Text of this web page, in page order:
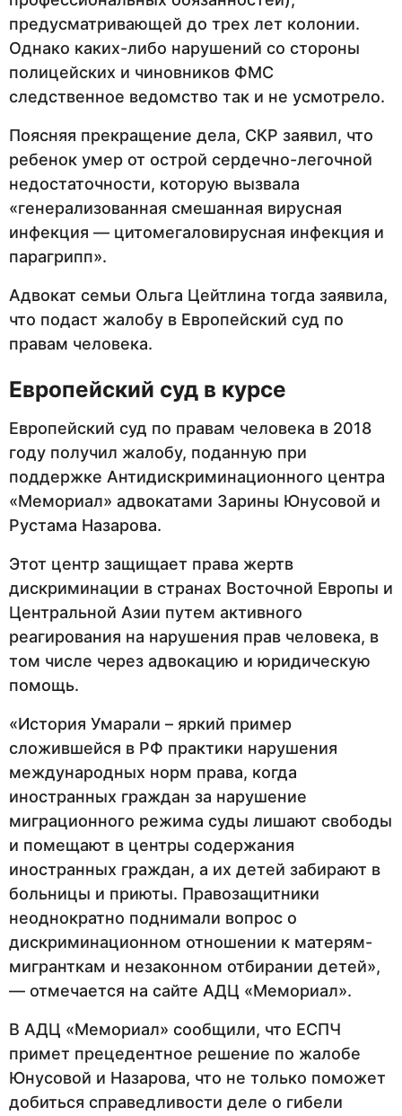
предусматривающей до трех лет колонии.
Однако каких-либо нарушений со стороны
полицейских и чиновников ФМС
следственное ведомство так и не усмотрело.
Поясняя прекращение дела, СКР заявил, что
ребенок умер от острой сердечно-легочной
недостаточности, которую вызвала
«генерализованная смешанная вирусная
инфекция — цитомегаловирусная инфекция и
парагрипп».
Адвокат семьи Ольга Цейтлина тогда заявила,
что подаст жалобу в Европейский суд по
правам человека.
Европейский суд в курсе
Европейский суд по правам человека в 2018
году получил жалобу, поданную при
поддержке Антидискриминационного центра
«Мемориал» адвокатами Зарины Юнусовой и
Рустама Назарова.
Этот центр защищает права жертв
дискриминации в странах Восточной Европы и
Центральной Азии путем активного
реагирования на нарушения прав человека, в
том числе через адвокацию и юридическую
помощь.
«История Умарали – яркий пример
сложившейся в РФ практики нарушения
международных норм права, когда
иностранных граждан за нарушение
миграционного режима суды лишают свободы
и помещают в центры содержания
иностранных граждан, а их детей забирают в
больницы и приюты. Правозащитники
неоднократно поднимали вопрос о
дискриминационном отношении к матерям-
мигранткам и незаконном отбирании детей»,
— отмечается на сайте АДЦ «Мемориал».
В АДЦ «Мемориал» сообщили, что ЕСПЧ
примет прецедентное решение по жалобе
Юнусовой и Назарова, что не только поможет
добиться справедливости деле о гибели